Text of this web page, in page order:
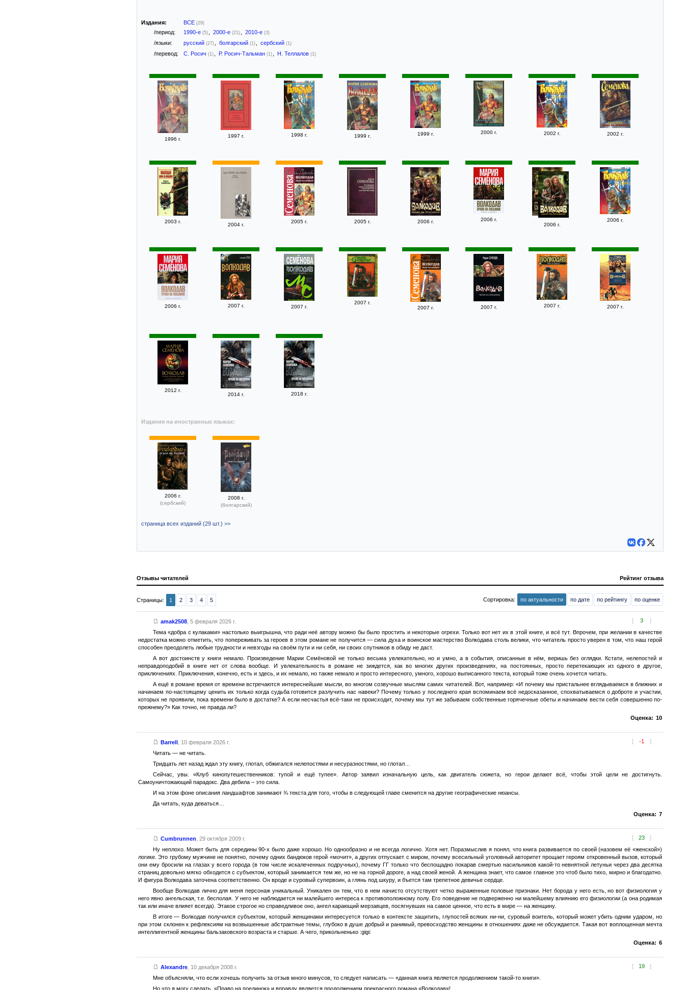
Издания: ВСЕ (29)
/период: 1990-е (5) 2000-е (21) 2010-е (3)
/языки: русский (27) болгарский (1) сербский (1)
/перевод: С. Росич (1) Р. Росич-Тальман (1) Н. Теллалов (1)
1996 г.
1997 г. 1998 г. 1999 г. 1999 г. 2000 г. 2002 г. 2002 г.
2003 г.
2004 г.
2005 г. 2005 г. 2006 г.
2006 г.
2006 г.
2006 г.
2006 г. 2007 г. 2007 г.
2007 г.
2007 г.
2007 г. 2007 г. 2007 г.
2012 г.
2014 г. 2018 г.
Издания на иностранных языках:
2006 г.
(сербский)
2008 г.
(болгарский)
страница всех изданий (29 шт.) >>
Отзывы читателей Рейтинг отзыва
Страницы: 1 2 3 4 5 Сортировка: по актуальности по дате по рейтингу по оценке
[ 3 ]
amak2508, 5 февраля 2026 г.
Тема «добра с кулаками» настолько выигрышна, что ради неё автору можно бы было простить и некоторые огрехи. Только вот нет их в этой книге, и всё тут. Впрочем, при желании в качестве
недостатка можно отметить, что попереживать за героев в этом романе не получится — сила духа и воинское мастерство Волкодава столь велики, что читатель просто уверен в том, что наш герой
способен преодолеть любые трудности и невзгоды на своём пути и ни себя, ни своих спутников в обиду не даст.
А вот достоинств у книги немало. Произведение Марии Семёновой не только весьма увлекательно, но и умно, а в события, описанные в нём, веришь без оглядки. Кстати, нелепостей и
неправдоподобий в книге нет от слова вообще. И увлекательность в романе не зиждется, как во многих других произведениях, на постоянных, просто перетекающих из одного в другое,
приключениях. Приключения, конечно, есть и здесь, и их немало, но также немало и просто интересного, умного, хорошо выписанного текста, который тоже очень хочется читать.
А ещё в романе время от времени встречаются интереснейшие мысли, во многом созвучные мыслям самих читателей. Вот, например: «И почему мы пристальнее вглядываемся в ближних и
начинаем по-настоящему ценить их только когда судьба готовится разлучить нас навеки? Почему только у последнего края вспоминаем всё недосказанное, спохватываемся о доброте и участии,
которых не проявили, пока времени было в достатке? А если несчастья всё-таки не происходит, почему мы тут же забываем собственные горячечные обеты и начинаем вести себя совершенно по-
прежнему?» Как точно, не правда ли?
Оценка: 10
[ -1 ]
Barrell, 10 февраля 2026 г.
Читать — не читать.
Тридцать лет назад ждал эту книгу, глотал, обжигался нелепостями и несуразностями, но глотал…
Сейчас, увы. «Клуб кинопутешественников: тупой и ещё тупее». Автор заявил изначальную цель, как двигатель сюжета, но герои делают всё, чтобы этой цели не достигнуть.
Самоуничтожающий парадокс. Два дебила – это сила.
И на этом фоне описания ландшафтов занимают ¾ текста для того, чтобы в следующей главе сменится на другие географические нюансы.
Да читать, куда деваться…
Оценка: 7
[ 23 ]
Cumbrunnen 29 октября 2009 г.
Ну неплохо. Может быть для середины 90-х было даже хорошо. Но однообразно и не всегда логично. Хотя нет. Поразмыслив я понял, что книга развивается по своей (назовем её «женской»)
логике. Это грубому мужчине не понятно, почему одних бандюков герой «мочит», а других отпускает с миром, почему всесильный уголовный авторитет прощает героям откровенный вызов, который
они ему бросили на глазах у всего города (в том числе искалеченных подручных), почему ГГ только что беспощадно покарав смертью насильников какой-то невнятной летуньи через два десятка
страниц довольно мягко обходится с субъектом, который занимается тем же, но не на горной дороге, а над своей женой. А женщина знает, что самое главное это чтоб было тихо, мирно и благодатно.
И фигура Волкодава заточена соответственно. Он вроде и суровый супервоин, а глянь под шкуру, и бъется там трепетное девичье сердце.
Вообще Волкодав лично для меня персонаж уникальный. Уникален он тем, что в нем начисто отсутствуют четко выраженные половые признаки. Нет борода у него есть, но вот физиология у
него явно ангельская, т.е. бесполая. У него не наблюдается ни малейшего интереса к противоположному полу. Его поведение не подверженно ни малейшему влиянию его физиологии (а она родимая
так или иначе влияет всегда). Этакое строгое но справедливое оно, ангел карающий мерзавцев, посягнувших на самое ценное, что есть в мире — на женщину.
В итоге — Волкодав получился субъектом, который женщинами интересуется только в контексте защитить, глупостей всяких ни-ни, суровый воитель, который может убить одним ударом, но
при этом склонен к рефлексиям на возвышенные абстрактные темы, глубоко в душе добрый и ранимый, превосходство женщины в отношениях даже не обсуждается. Такая вот воплощенная мечта
интеллигентной женщины бальзаковского возраста и старше. А чего, прикольненько :gigi:
Оценка: 6
[ 19 ]
Alexandre, 10 декабря 2008 г.
Мне объясняли, что если хочешь получить за отзыв много минусов, то следует написать — «данная книга является продолжением такой-то книги».
Но что я могу сделать, «Право на поединок» и вправду является продолжением прекрасного романа «Волкодав«!